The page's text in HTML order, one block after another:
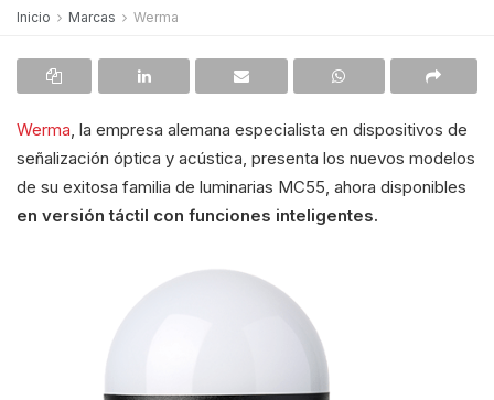
Inicio Marcas Werma
Werma, la empresa alemana especialista en dispositivos de
señalización óptica y acústica, presenta los nuevos modelos
de su exitosa familia de luminarias MC55, ahora disponibles
en versión táctil con funciones inteligentes.